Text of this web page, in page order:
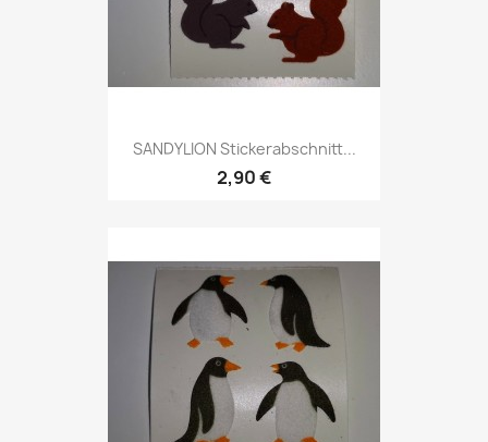
SANDYLION Stickerabschnitt...
2,90 €